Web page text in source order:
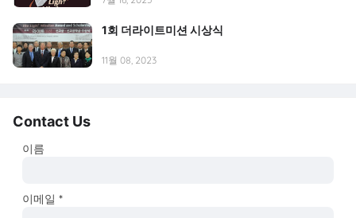
1회 더라이트미션 시상식
11월 08, 2023
Contact Us
이름
이메일*